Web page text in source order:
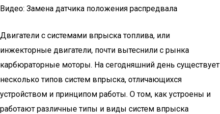
Видео: Замена датчика положения распредвала
Двигатели с системами впрыска топлива, или
инжекторные двигатели, почти вытеснили с рынка
карбюраторные моторы. На сегодняшний день существует
несколько типов систем впрыска, отличающихся
устройством и принципом работы. О том, как устроены и
работают различные типы и виды систем впрыска